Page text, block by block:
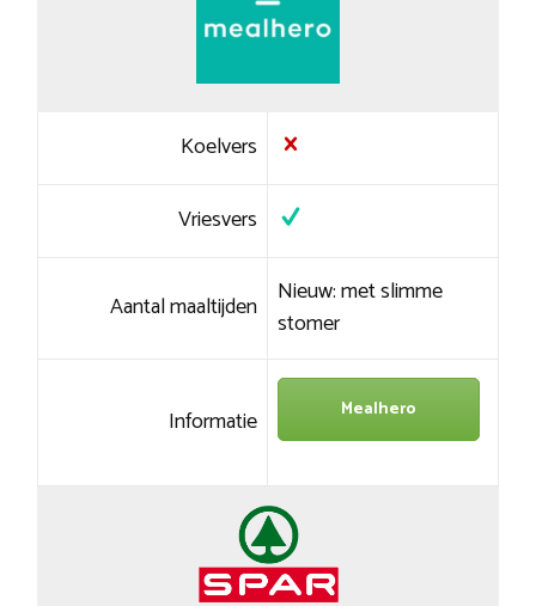
Koelvers
Vriesvers
Aantal maaltijden Nieuw: met slimme
stomer
Informatie Mealhero